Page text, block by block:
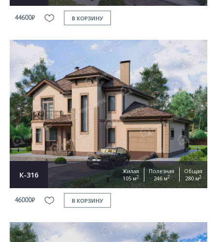
44600₽ В КОРЗИНУ
К-316
Жилая
105 м2
Полезная
246 м2
Общая
280 м2
46000₽ В КОРЗИНУ